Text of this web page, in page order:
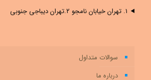
۱. تهران خیابان نامجو ۲.تهران دیباجی جنوبی
سوالات متداول
درباره ما